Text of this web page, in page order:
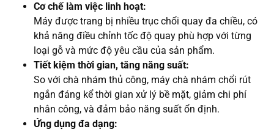
Cơ chế làm việc linh hoạt:
Máy được trang bị nhiều trục chổi quay đa chiều, có
khả năng điều chỉnh tốc độ quay phù hợp với từng
loại gỗ và mức độ yêu cầu của sản phẩm.
Tiết kiệm thời gian, tăng năng suất:
So với chà nhám thủ công, máy chà nhám chổi rút
ngắn đáng kể thời gian xử lý bề mặt, giảm chi phí
nhân công, và đảm bảo năng suất ổn định.
Ứng dụng đa dạng: